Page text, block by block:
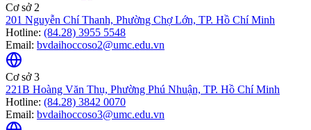
Cơ sở 2
201 Nguyễn Chí Thanh, Phường Chợ Lớn, TP. Hồ Chí Minh
Hotline: (84.28) 3955 5548
Email: bvdaihoccoso2@umc.edu.vn
Cơ sở 3
221B Hoàng Văn Thụ, Phường Phú Nhuận, TP. Hồ Chí Minh
Hotline: (84.28) 3842 0070
Email: bvdaihoccoso3@umc.edu.vn